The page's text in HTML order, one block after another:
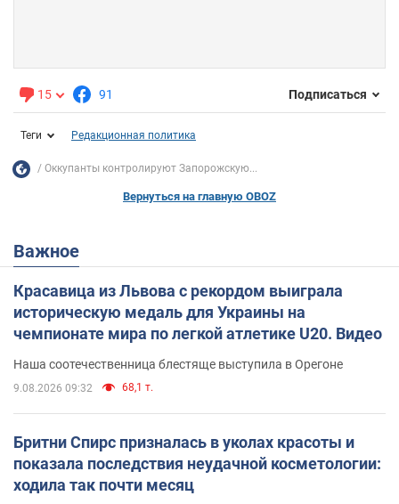
15 91 Подписаться
Теги Редакционная политика
Оккупанты контролируют Запорожскую...
Вернуться на главную OBOZ
Важное
Красавица из Львова с рекордом выиграла
историческую медаль для Украины на
чемпионате мира по легкой атлетике U20. Видео
Наша соотечественница блестяще выступила в Орегоне
9.08.2026 09:32 68,1 т.
Бритни Спирс призналась в уколах красоты и
показала последствия неудачной косметологии:
ходила так почти месяц